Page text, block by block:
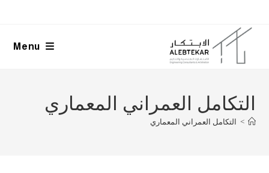
content
Menu
التكامل العمراني المعماري
> التكامل العمراني المعماري